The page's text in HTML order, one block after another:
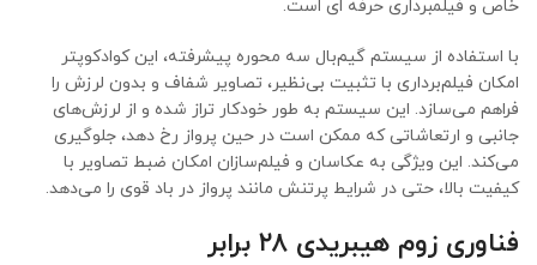
خاص و فیلمبرداری حرفه ای است.
با استفاده از سیستم گیم‌بال سه محوره پیشرفته، این کوادکوپتر
امکان فیلم‌برداری با تثبیت بی‌نظیر، تصاویر شفاف و بدون لرزش را
فراهم می‌سازد. این سیستم به طور خودکار تراز شده و از لرزش‌های
جانبی و ارتعاشاتی که ممکن است در حین پرواز رخ دهد، جلوگیری
می‌کند. این ویژگی به عکاسان و فیلم‌سازان امکان ضبط تصاویر با
کیفیت بالا، حتی در شرایط پرتنش مانند پرواز در باد قوی را می‌دهد.
فناوری زوم هیبریدی ۲۸ برابر